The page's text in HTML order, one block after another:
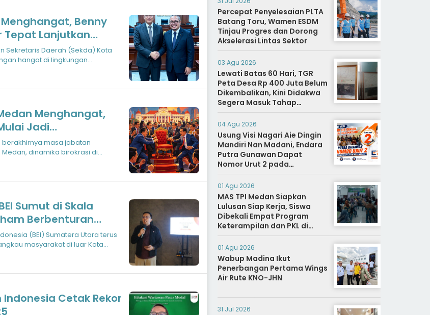
Benny
Tepat Lanjutkan
Sekretaris Daerah (Sekda) Kota
hangat di lingkungan
Menghangat,
Jadi
berakhirnya masa jabatan
dinamika birokrasi di
Sumut di Skala
Berbenturan
Investasi
masyarakat di luar Kota
Cetak Rekor
Percepat Penyelesaian PLTA
Batang Toru, Wamen ESDM
Tinjau Progres dan Dorong
Akselerasi Lintas Sektor
03 Agu 2026
Lewati Batas 60 Hari, TGR
Peta Desa Rp 400 Juta Belum
Dikembalikan, Kini Didakwa
Segera Masuk Tahap
Penyidikan
04 Agu 2026
Usung Visi Nagari Aie Dingin
Mandiri Nan Madani, Endara
Putra Gunawan Dapat
Nomor Urut 2 pada
Penetapan Calon Wali
Nagari.
01 Agu 2026
MAS TPI Medan Siapkan
Lulusan Siap Kerja, Siswa
Dibekali Empat Program
Keterampilan dan PKL di
Dunia Industri
01 Agu 2026
Wabup Madina Ikut
Penerbangan Pertama Wings
Air Rute KNO-JHN
31 Jul 2026